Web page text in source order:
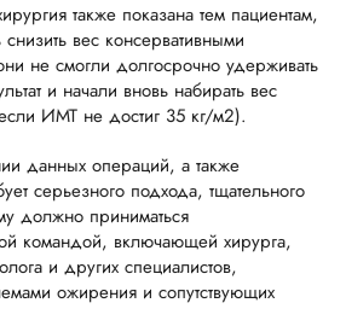
также показана тем пациентам,
вес консервативными
не смогли долгосрочно удерживать
и начали вновь набирать вес
ИМТ не достиг 35 кг/м2).
данных операций, а также
серьезного подхода, тщательного
должно приниматься
командой, включающей хирурга,
и других специалистов,
ожирения и сопутствующих